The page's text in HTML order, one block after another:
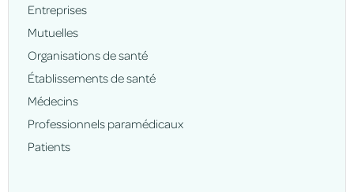
Entreprises
Mutuelles
Organisations de santé
Établissements de santé
Médecins
Professionnels paramédicaux
Patients